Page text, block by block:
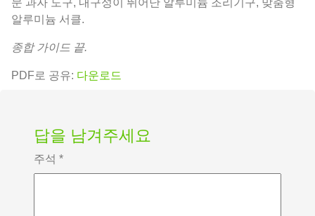
알루미늄 서클.
종합 가이드 끝.
PDF로 공유: 다운로드
답을 남겨주세요
주석 *